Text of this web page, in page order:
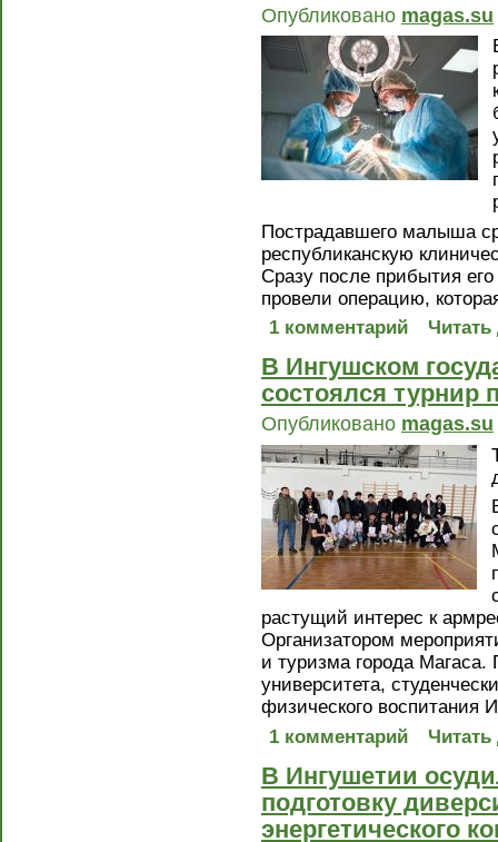
Опубликовано magas.su
Пострадавшего малыша
республиканскую
Сразу после прибытия
провели операцию,
1 комментарий
Читать
В Ингушском
состоялся турнир
Опубликовано magas.su
растущий интерес к
Организатором
и туризма города Магаса.
университета,
физического воспитания
1 комментарий
Читать
В Ингушетии
подготовку
энергетического